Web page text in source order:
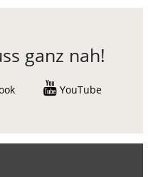
ganz nah!
YouTube